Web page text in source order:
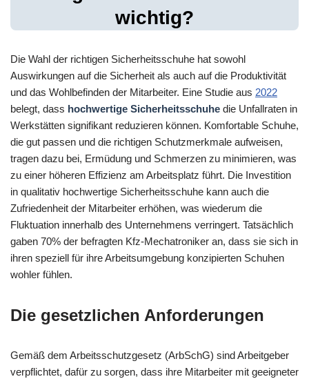
wichtig?
Die Wahl der richtigen Sicherheitsschuhe hat sowohl
Auswirkungen auf die Sicherheit als auch auf die Produktivität
und das Wohlbefinden der Mitarbeiter. Eine Studie aus 2022
belegt, dass hochwertige Sicherheitsschuhe die Unfallraten in
Werkstätten signifikant reduzieren können. Komfortable Schuhe,
die gut passen und die richtigen Schutzmerkmale aufweisen,
tragen dazu bei, Ermüdung und Schmerzen zu minimieren, was
zu einer höheren Effizienz am Arbeitsplatz führt. Die Investition
in qualitativ hochwertige Sicherheitsschuhe kann auch die
Zufriedenheit der Mitarbeiter erhöhen, was wiederum die
Fluktuation innerhalb des Unternehmens verringert. Tatsächlich
gaben 70% der befragten Kfz-Mechatroniker an, dass sie sich in
ihren speziell für ihre Arbeitsumgebung konzipierten Schuhen
wohler fühlen.
Die gesetzlichen Anforderungen
Gemäß dem Arbeitsschutzgesetz (ArbSchG) sind Arbeitgeber
verpflichtet, dafür zu sorgen, dass ihre Mitarbeiter mit geeigneter